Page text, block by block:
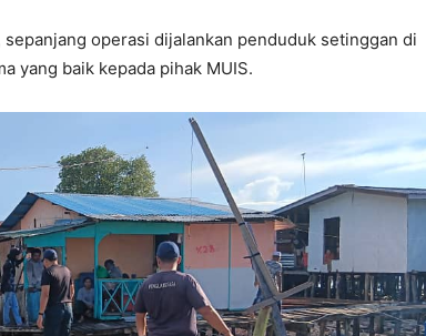
operasi dijalankan penduduk setinggan di
yang baik kepada pihak MUIS.